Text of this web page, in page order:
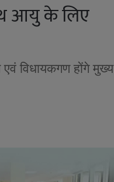
आयु के लिए
विधायकगण होंगे मुख्य